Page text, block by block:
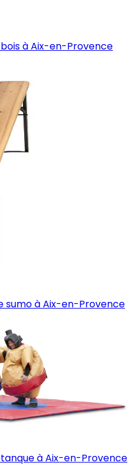
à Aix-en-Provence
sumo à Aix-en-Provence
à Aix-en-Provence